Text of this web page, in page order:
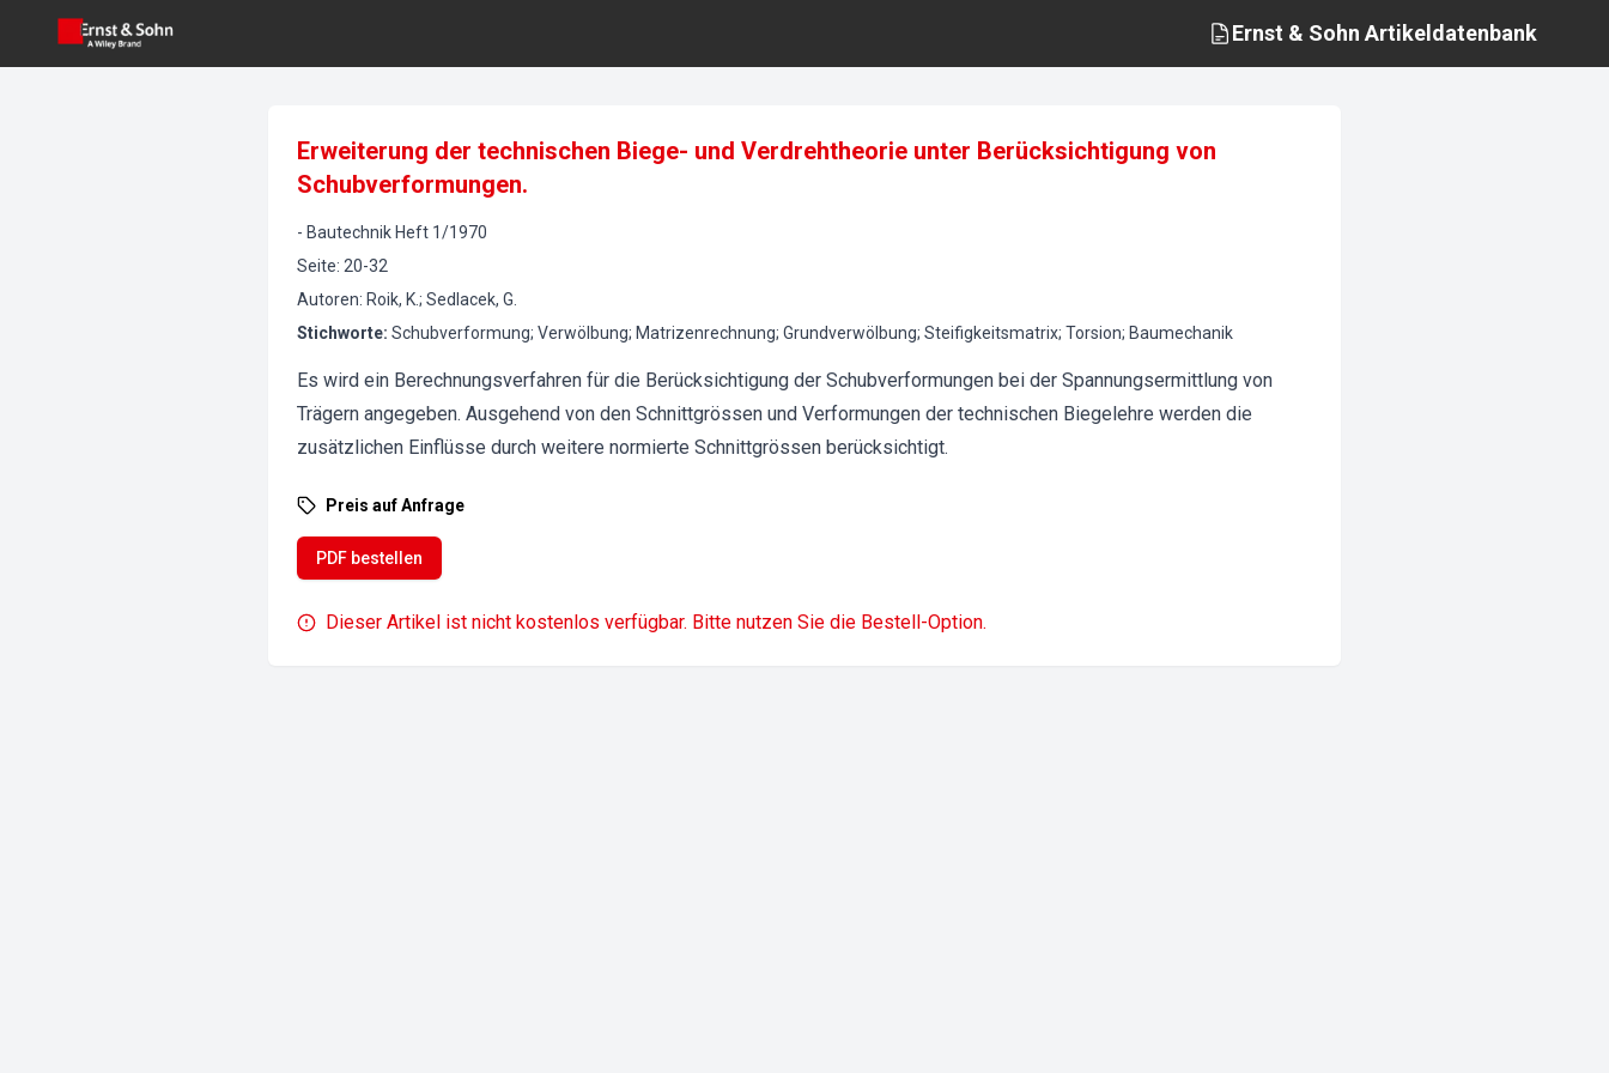
Ernst & Sohn Artikeldatenbank
Erweiterung der technischen Biege- und Verdrehtheorie unter Berücksichtigung von
Schubverformungen.
- Bautechnik Heft 1/1970
Seite: 20-32
Autoren: Roik, K.; Sedlacek, G.
Stichworte: Schubverformung; Verwölbung; Matrizenrechnung; Grundverwölbung; Steifigkeitsmatrix; Torsion; Baumechanik
Es wird ein Berechnungsverfahren für die Berücksichtigung der Schubverformungen bei der Spannungsermittlung von
Trägern angegeben. Ausgehend von den Schnittgrössen und Verformungen der technischen Biegelehre werden die
zusätzlichen Einflüsse durch weitere normierte Schnittgrössen berücksichtigt.
Preis auf Anfrage
PDF bestellen
Dieser Artikel ist nicht kostenlos verfügbar. Bitte nutzen Sie die Bestell-Option.